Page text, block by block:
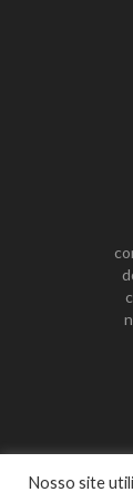
Nosso site